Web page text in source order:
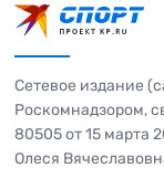
Сетевое издание
Роскомнадзором,
80505 от 15 марта
Олеся